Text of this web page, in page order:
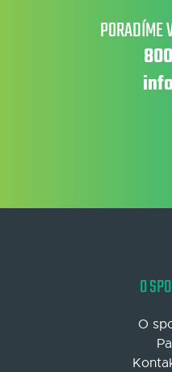
PORADÍME
O
O